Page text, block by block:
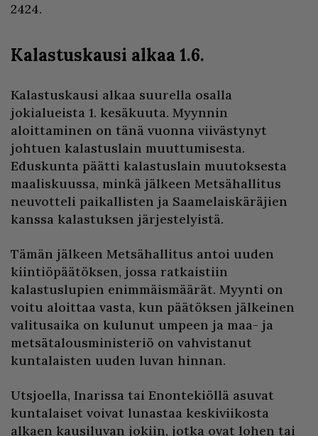
2424.
Kalastuskausi alkaa 1.6.
Kalastuskausi alkaa suurella osalla
jokialueista 1. kesäkuuta. Myynnin
aloittaminen on tänä vuonna viivästynyt
johtuen kalastuslain muuttumisesta.
Eduskunta päätti kalastuslain muutoksesta
maaliskuussa, minkä jälkeen Metsähallitus
neuvotteli paikallisten ja Saamelaiskäräjien
kanssa kalastuksen järjestelyistä.
Tämän jälkeen Metsähallitus antoi uuden
kiintiöpäätöksen, jossa ratkaistiin
kalastuslupien enimmäismäärät. Myynti on
voitu aloittaa vasta, kun päätöksen jälkeinen
valitusaika on kulunut umpeen ja maa- ja
metsätalousministeriö on vahvistanut
kuntalaisten uuden luvan hinnan.
Utsjoella, Inarissa tai Enontekiöllä asuvat
kuntalaiset voivat lunastaa keskiviikosta
alkaen kausiluvan jokiin, jotka ovat lohen tai